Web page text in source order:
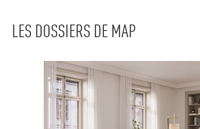
LES DOSSIERS DE MAP